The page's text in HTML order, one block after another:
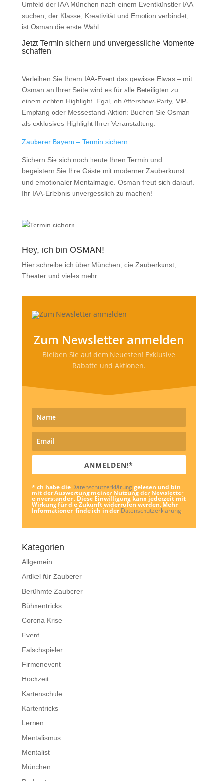
Umfeld der IAA München nach einem Eventkünstler IAA
suchen, der Klasse, Kreativität und Emotion verbindet,
ist Osman die erste Wahl.
Jetzt Termin sichern und unvergessliche Momente
schaffen
Verleihen Sie Ihrem IAA-Event das gewisse Etwas– mit
Osman an Ihrer Seite wird es für alle Beteiligten zu
einem echten Highlight. Egal, ob Aftershow-Party, VIP-
Empfang oder Messestand-Aktion: Buchen Sie Osman
als exklusives Highlight Ihrer Veranstaltung
Zauberer Bayern – Termin sichern
Sichern Sie sich noch heute Ihren Termin und
begeistern Sie Ihre Gäste mit moderner Zauberkunst
und emotionaler Mentalmagie. Osman freut sich darauf,
Ihr IAA-Erlebnis unvergesslich zu machen!
Hey, ich bin OSMAN!
Hier schreibe ich über München, die Zauberkunst,
Theater und vieles mehr…
Zum Newsletter anmelden
Bleiben Sie auf dem Neuesten! Exklusive
Rabatte und Aktionen.
ANMELDEN!*
*Ich habe die Datenschutzerklärung gelesen und bin
mit der Auswertung meiner Nutzung der Newsletter
einverstanden. Diese Einwilligung kann jederzeit mit
Wirkung für die Zukunft widerrufen werden. Mehr
Informationen finde ich in derDatenschutzerklärung.
Kategorien
Allgemein
Artikel für Zauberer
Berühmte Zauberer
Bühnentricks
Corona Krise
Event
Falschspieler
Firmenevent
Hochzeit
Kartenschule
Kartentricks
Lernen
Mentalismus
Mentalist
München